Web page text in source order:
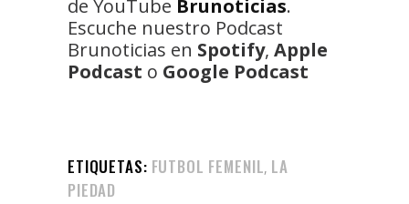
de YouTube Brunoticias.
Escuche nuestro Podcast
Brunoticias en Spotify, Apple
Podcast o Google Podcast
ETIQUETAS: FUTBOL FEMENIL, LA
PIEDAD